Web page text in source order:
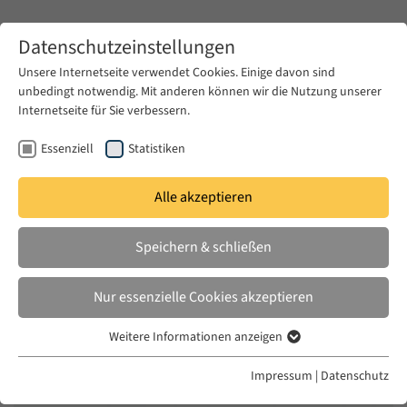
Zum Hauptinhalt springen
MI. 27 JAN. 2021
The National Frame: Art and State
Violence in Turkey and Germany
Datenschutzeinstellungen
Unsere Internetseite verwendet Cookies. Einige davon sind
unbedingt notwendig. Mit anderen können wir die Nutzung unserer
Internetseite für Sie verbessern.
Essenziell Statistiken
Alle akzeptieren
Speichern & schließen
Nur essenzielle Cookies akzeptieren
Essenzielle Cookies werden für grundlegende Funktionen der
Weitere Informationen anzeigen
Impressum | Datenschutz